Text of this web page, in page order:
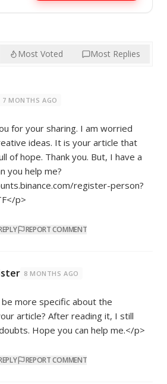
Most Voted Most Replies
7 MONTHS AGO
for your sharing. I am worried
ideas. It is your article that
of hope. Thank you. But, I have a
you help me?
register-person?
p>
REPORT COMMENT
8 MONTHS AGO
be more specific about the
article? After reading it, I still
Hope you can help me.</p>
REPORT COMMENT